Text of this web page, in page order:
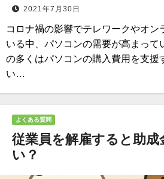
2021年7月30日
コロナ禍の影響でテレワークやオン
いる中、パソコンの需要が高まって
の多くはパソコンの購入費用を支援
い…
よくある質問
従業員を解雇すると助
い？